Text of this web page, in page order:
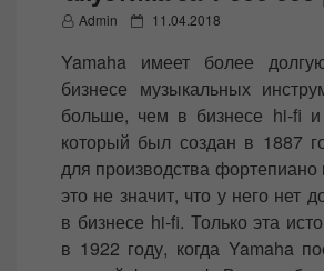
Admin
P
s
t
e
d
o
n
11.04.2018
Yamaha имеет более
бизнесе музыкальных
больше, чем в бизнесе hi-fi и
который был создан в 1887
для производства фортепиано
это не значит, что у него нет
в бизнесе hi-fi. Только эта
в 1922 году, когда Yamaha